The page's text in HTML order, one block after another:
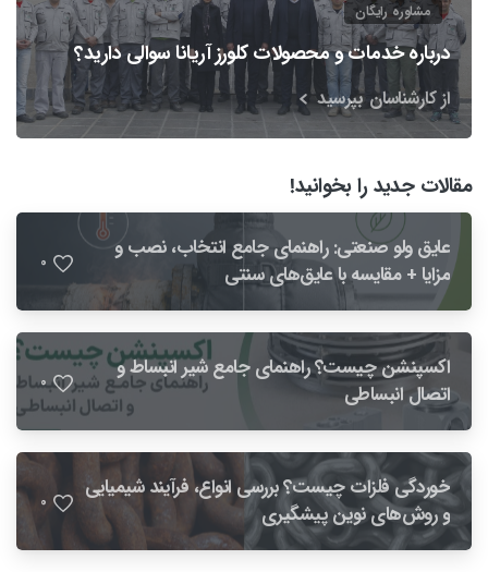
مشاوره رایگان
درباره خدمات و محصولات کلورز آریانا سوالی دارید؟
از کارشناسان بپرسید
مقالات جدید را بخوانید!
عایق ولو صنعتی: راهنمای جامع انتخاب، نصب و
مزایا + مقایسه با عایق‌های سنتی
0
اکسپنشن چیست؟ راهنمای جامع شیر انبساط و
اتصال انبساطی
0
خوردگی فلزات چیست؟ بررسی انواع، فرآیند شیمیایی
و روش‌های نوین پیشگیری
0